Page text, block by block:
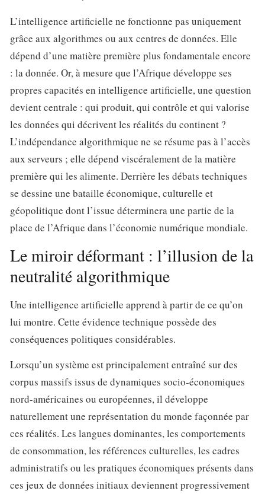
L’intelligence artificielle ne fonctionne pas uniquement
grâce aux algorithmes ou aux centres de données. Elle
dépend d’une matière première plus fondamentale encore
: la donnée. Or, à mesure que l’Afrique développe ses
propres capacités en intelligence artificielle, une question
devient centrale : qui produit, qui contrôle et qui valorise
les données qui décrivent les réalités du continent ?
L’indépendance algorithmique ne se résume pas à l’accès
aux serveurs ; elle dépend viscéralement de la matière
première qui les alimente. Derrière les débats techniques
se dessine une bataille économique, culturelle et
géopolitique dont l’issue déterminera une partie de la
place de l’Afrique dans l’économie numérique mondiale.
Le miroir déformant : l’illusion de la
neutralité algorithmique
Une intelligence artificielle apprend à partir de ce qu’on
lui montre. Cette évidence technique possède des
conséquences politiques considérables.
Lorsqu’un système est principalement entraîné sur des
corpus massifs issus de dynamiques socio-économiques
nord-américaines ou européennes, il développe
naturellement une représentation du monde façonnée par
ces réalités. Les langues dominantes, les comportements
de consommation, les références culturelles, les cadres
administratifs ou les pratiques économiques présents dans
ces jeux de données initiaux deviennent progressivement